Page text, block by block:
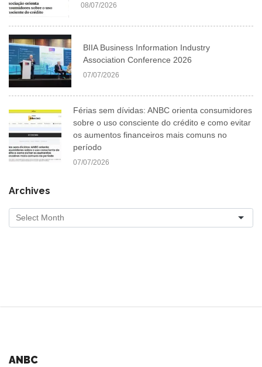
08/07/2026
BIIA Business Information Industry
Association Conference 2026
07/07/2026
Férias sem dívidas: ANBC orienta consumidores
sobre o uso consciente do crédito e como evitar
os aumentos financeiros mais comuns no
período
07/07/2026
Archives
ANBC